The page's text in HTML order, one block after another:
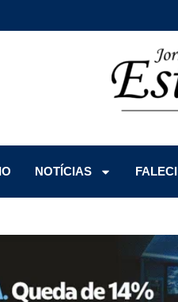
NOTÍCIAS